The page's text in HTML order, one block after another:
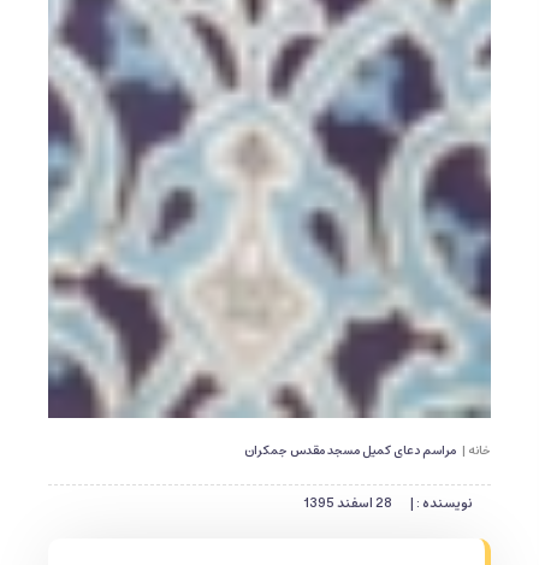
خانه | مراسم دعای کمیل مسجد مقدس جمکران
نویسنده : | 28 اسفند 1395